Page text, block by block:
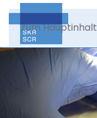
Zum